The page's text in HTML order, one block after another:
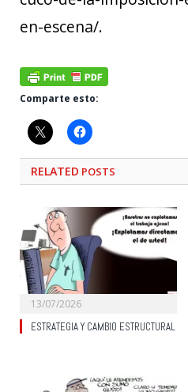
en-escena/.
Comparte esto:
RELATED POSTS
13/07/2026
ESTRATEGIA Y CAMBIO ESTRUCTURAL